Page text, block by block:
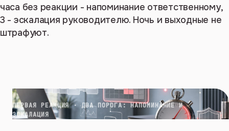
часа без реакции - напоминание ответственному,
3 - эскалация руководителю. Ночь и выходные не
штрафуют.
ПЕРВАЯ РЕАКЦИЯ · ДВА ПОРОГА: НАПОМИНАНИЕ И
ЭСКАЛАЦИЯ